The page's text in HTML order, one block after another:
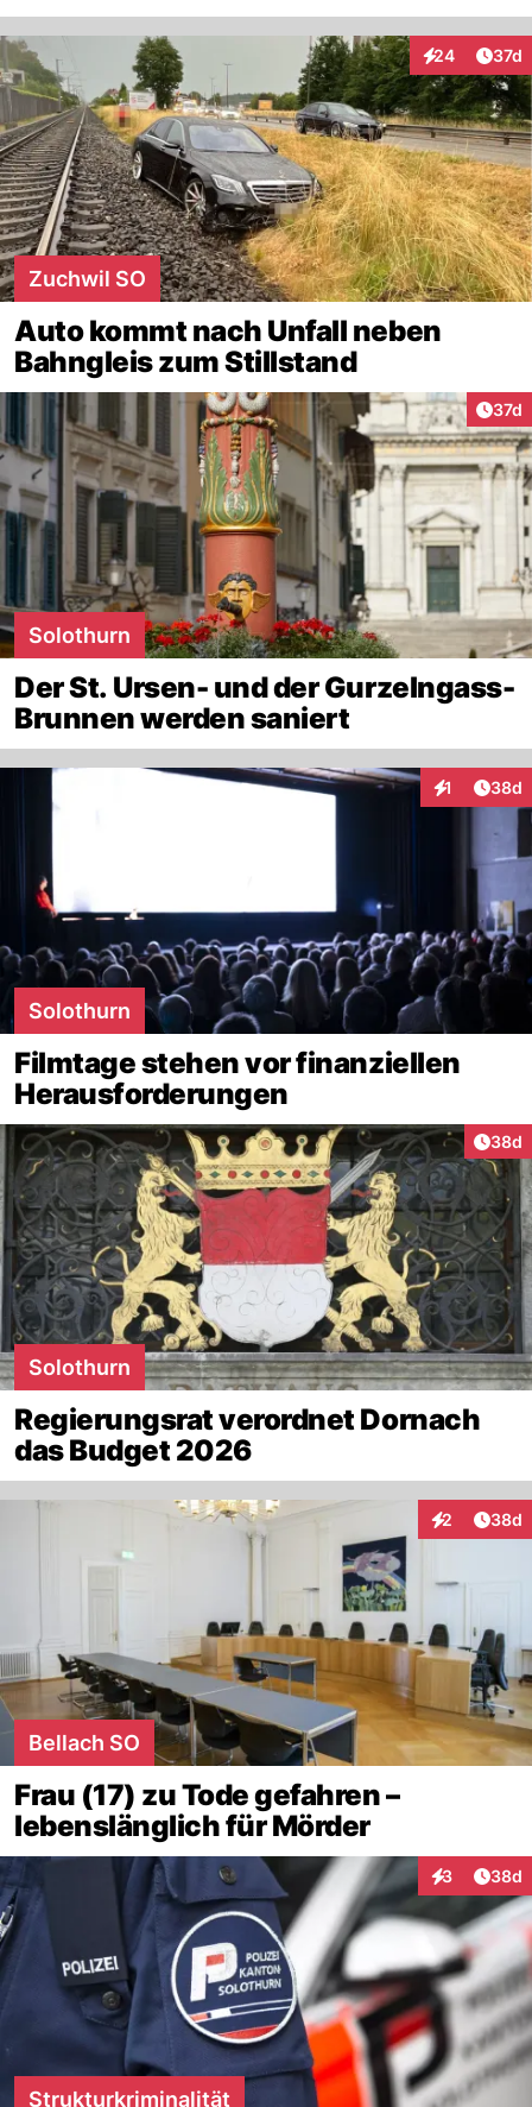
24
Interaktionen
37d
Zuchwil SO
Auto kommt nach Unfall neben
Bahngleis zum Stillstand
37d
Solothurn
Der St. Ursen- und der Gurzelngass-
Brunnen werden saniert
1
Interaktionen
38d
Solothurn
Filmtage stehen vor finanziellen
Herausforderungen
38d
Solothurn
Regierungsrat verordnet Dornach
das Budget 2026
2
Interaktionen
38d
Bellach SO
Frau (17) zu Tode gefahren –
lebenslänglich für Mörder
3
Interaktionen
38d
Strukturkriminalität